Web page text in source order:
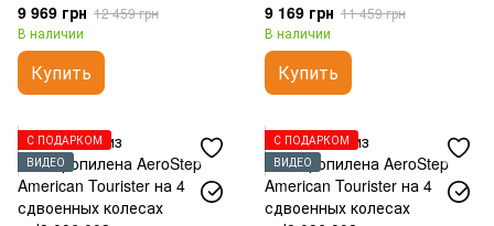
9 969 грн 12 459 грн
В наличии
Купить
9 169 грн 11 459 грн
В наличии
Купить
С ПОДАРКОМ
ВИДЕО
С ПОДАРКОМ
ВИДЕО